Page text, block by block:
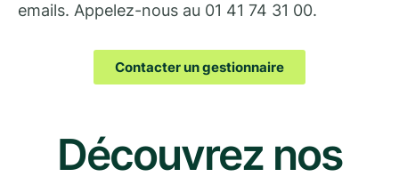
emails. Appelez-nous au 01 41 74 31 00.
Contacter un gestionnaire
Découvrez nos